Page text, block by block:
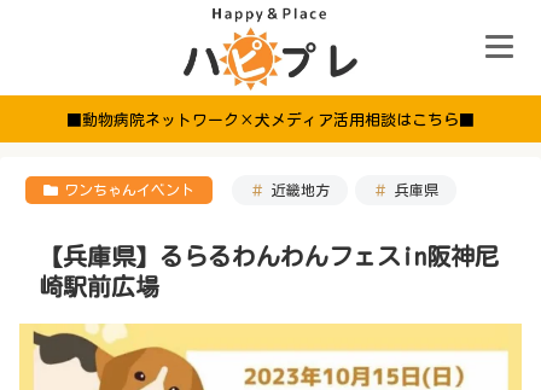
■動物病院ネットワーク×犬メディア活用相談はこちら■
ワンちゃんイベント 近畿地方 兵庫県
【兵庫県】るらるわんわんフェスin阪神尼
崎駅前広場